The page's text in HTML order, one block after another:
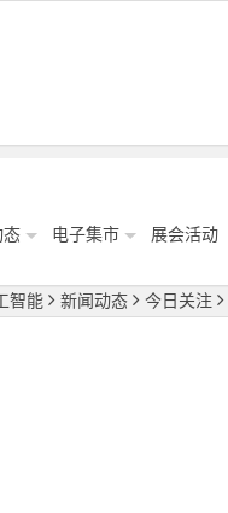
态 电子集市 展会活动
智能 新闻动态 今日关注